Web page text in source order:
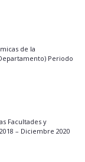
de la
Periodo
Facultades y
– Diciembre 2020